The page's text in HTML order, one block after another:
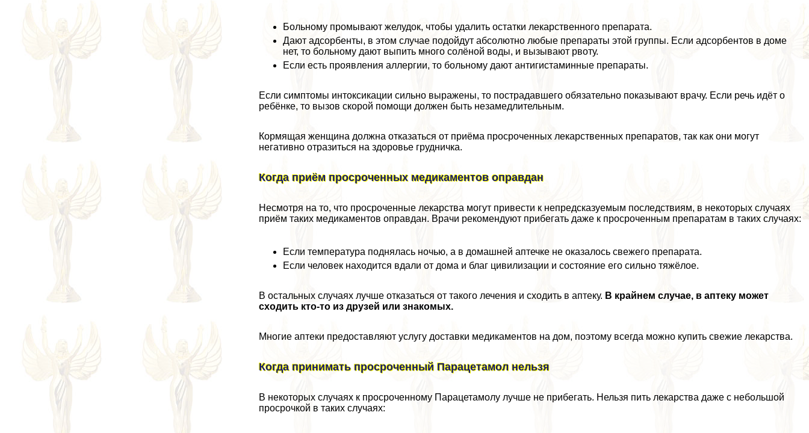
Больному промывают желудок, чтобы удалить остатки лекарственного препарата.
Дают адсорбенты, в этом случае подойдут абсолютно любые препараты этой группы. Если адсорбентов в доме
нет, то больному дают выпить много солёной воды, и вызывают рвоту.
Если есть проявления аллергии, то больному дают антигистаминные препараты.
Если симптомы интоксикации сильно выражены, то пострадавшего обязательно показывают врачу. Если речь идёт о
ребёнке, то вызов скорой помощи должен быть незамедлительным.
Кормящая женщина должна отказаться от приёма просроченных лекарственных препаратов, так как они могут
негативно отразиться на здоровье грудничка.
Когда приём просроченных медикаментов оправдан
Несмотря на то, что просроченные лекарства могут привести к непредсказуемым последствиям, в некоторых случаях
приём таких медикаментов оправдан. Врачи рекомендуют прибегать даже к просроченным препаратам в таких случаях:
Если температура поднялась ночью, а в домашней аптечке не оказалось свежего препарата.
Если человек находится вдали от дома и благ цивилизации и состояние его сильно тяжёлое.
В остальных случаях лучше отказаться от такого лечения и сходить в аптеку. В крайнем случае, в аптеку может
сходить кто-то из друзей или знакомых.
Многие аптеки предоставляют услугу доставки медикаментов на дом, поэтому всегда можно купить свежие лекарства.
Когда принимать просроченный Парацетамол нельзя
В некоторых случаях к просроченному Парацетамолу лучше не прибегать. Нельзя пить лекарства даже с небольшой
просрочкой в таких случаях: